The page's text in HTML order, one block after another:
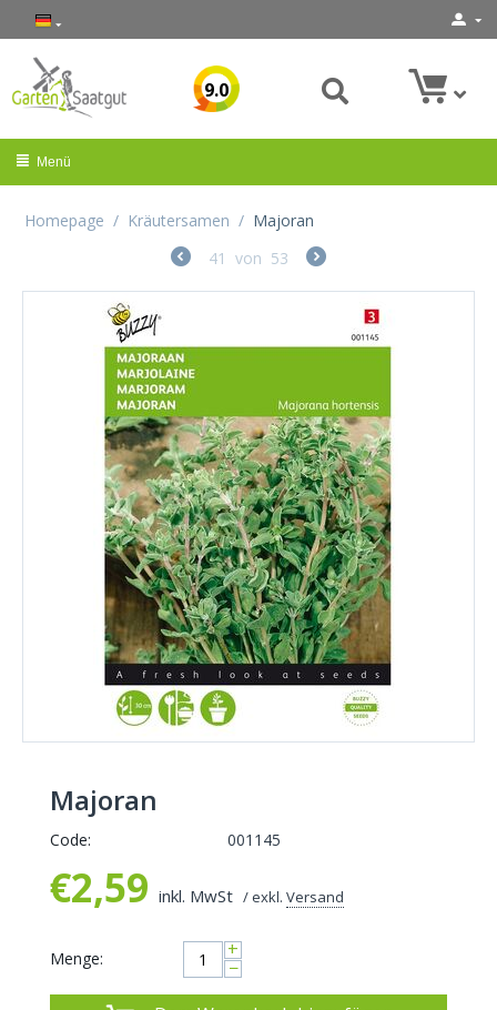
9.0
Menü
Homepage / Kräutersamen / Majoran
41 von 53
Majoran
Code: 001145
€2,59 inkl. MwSt / exkl. Versand
Menge: +
−